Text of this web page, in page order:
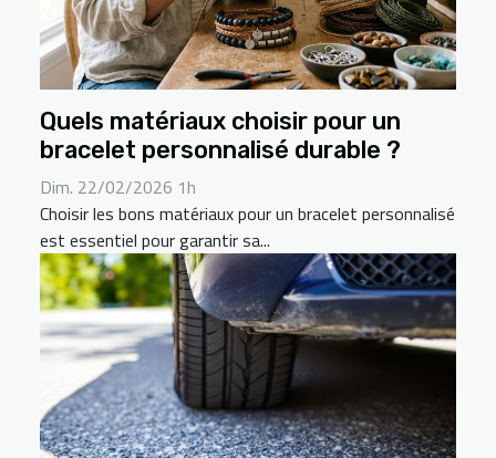
Quels matériaux choisir pour un
bracelet personnalisé durable ?
Dim. 22/02/2026 1h
Choisir les bons matériaux pour un bracelet personnalisé
est essentiel pour garantir sa...